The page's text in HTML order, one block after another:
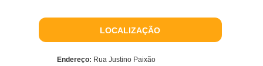
LOCALIZAÇÃO
Endereço: Rua Justino Paixão